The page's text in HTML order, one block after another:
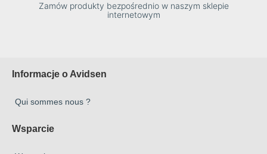
Zamów produkty bezpośrednio w naszym sklepie
internetowym
Informacje o Avidsen
Qui sommes nous ?
Wsparcie